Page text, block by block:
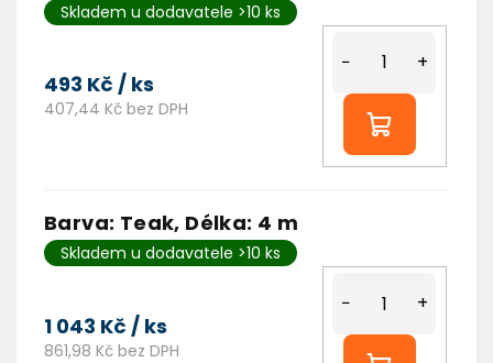
Skladem u dodavatele >10 ks
493 Kč / ks
407,44 Kč bez DPH
+
−
Barva: Teak, Délka: 4 m
Skladem u dodavatele >10 ks
1 043 Kč / ks
861,98 Kč bez DPH
+
−